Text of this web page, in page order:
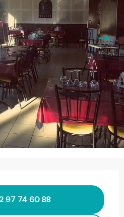
97 74 60 88